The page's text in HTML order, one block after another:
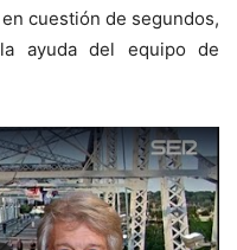
cuestión de segundos,
ayuda del equipo de